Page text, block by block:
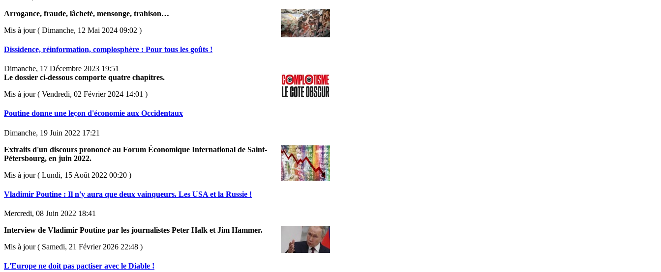
Arrogance, fraude, lâcheté, mensonge, trahison…
Mis à jour ( Dimanche, 12 Mai 2024 09:02 )
Dissidence, réinformation, complosphère : Pour tous les goûts !
Dimanche, 17 Décembre 2023 19:51
Le dossier ci-dessous comporte quatre chapitres.
Mis à jour ( Vendredi, 02 Février 2024 14:01 )
Poutine donne une leçon d'économie aux Occidentaux
Dimanche, 19 Juin 2022 17:21
Extraits d'un discours prononcé au Forum Économique International de Saint-
Pétersbourg, en juin 2022.
Mis à jour ( Lundi, 15 Août 2022 00:20 )
Vladimir Poutine : Il n'y aura que deux vainqueurs. Les USA et la Russie !
Mercredi, 08 Juin 2022 18:41
Interview de Vladimir Poutine par les journalistes Peter Halk et Jim Hammer.
Mis à jour ( Samedi, 21 Février 2026 22:48 )
L'Europe ne doit pas pactiser avec le Diable !